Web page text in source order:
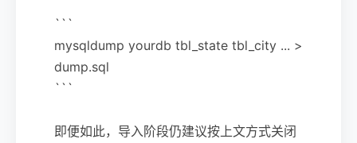
```
mysqldump yourdb tbl_state tbl_city ... >
dump.sql
```
即便如此，导入阶段仍建议按上文方式关闭